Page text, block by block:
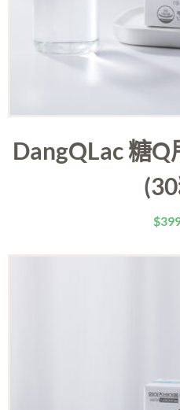
DangQLac 糖
$